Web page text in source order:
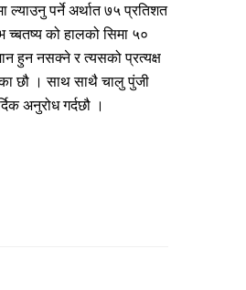
ल्याउनु पर्ने अर्थात ७५ प्रतिशत
को हालको सिमा ५०
हुन नसक्ने र त्यसको प्रत्यक्ष
छौ । साथ साथै चालु पुंजी
अनुरोध गर्दछौ ।